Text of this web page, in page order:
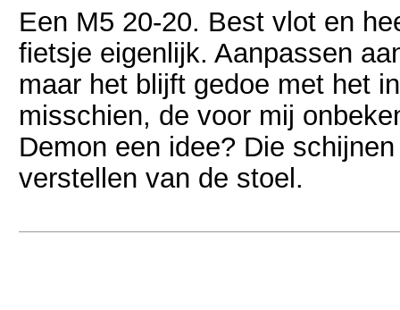
Een M5 20-20. Best vlot en
fietsje eigenlijk. Aanpassen
maar het blijft gedoe met het
misschien, de voor mij
Demon een idee? Die
verstellen van de stoel.